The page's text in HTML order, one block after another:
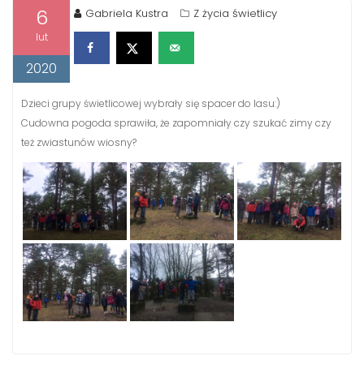
6
lut
2020
Gabriela Kustra Z życia świetlicy
Dzieci grupy świetlicowej wybrały się spacer do lasu:)
Cudowna pogoda sprawiła, że zapomniały czy szukać zimy czy
też zwiastunów wiosny?